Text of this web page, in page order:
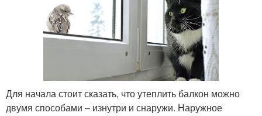
Для начала стоит сказать, что утеплить балкон можно
двумя способами – изнутри и снаружи. Наружное